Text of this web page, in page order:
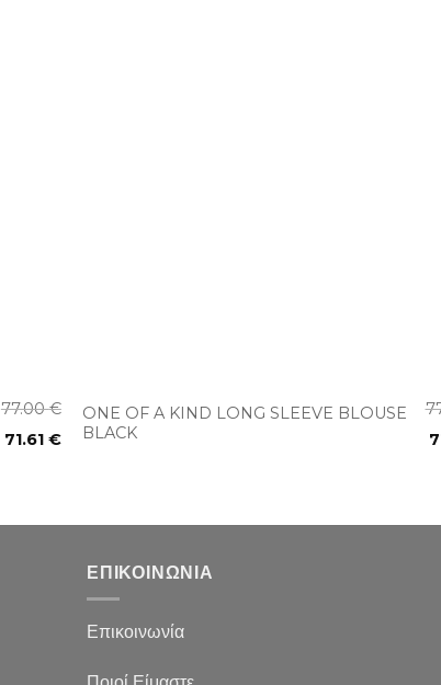
77.00€
71.61 €
ONE OF A KIND LONG SLEEVE BLOUSE
BLACK
ΕΠΙΚΟΙΝΩΝΙΑ
Επικοινωνία